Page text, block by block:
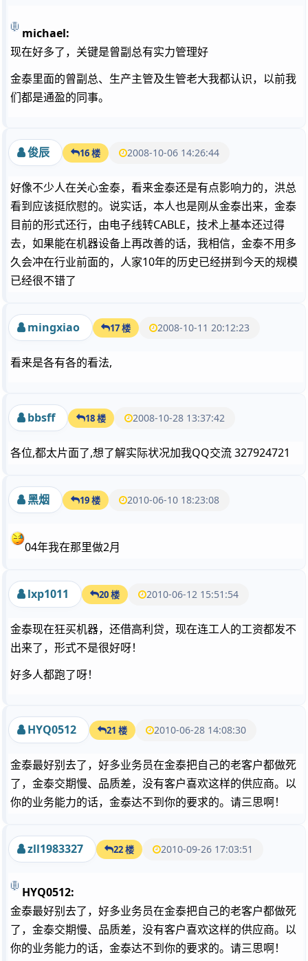
michael:
现在好多了，关键是曾副总有实力管理好
金泰里面的曾副总、生产主管及生管老大我都认识，以前我
们都是通盈的同事。
俊辰 16 楼 2008-10-06 14:26:44
好像不少人在关心金泰，看来金泰还是有点影响力的，洪总
看到应该挺欣慰的。说实话，本人也是刚从金泰出来，金泰
目前的形式还行，由电子线转CABLE，技术上基本还过得
去，如果能在机器设备上再改善的话，我相信，金泰不用多
久会冲在行业前面的，人家10年的历史已经拼到今天的规模
已经很不错了
mingxiao 17 楼 2008-10-11 20:12:23
看来是各有各的看法,
bbsff 18 楼 2008-10-28 13:37:42
各位,都太片面了,想了解实际状况加我QQ交流 327924721
黑烟 19 楼 2010-06-10 18:23:08
04年我在那里做2月
lxp1011 20 楼 2010-06-12 15:51:54
金泰现在狂买机器，还借高利贷，现在连工人的工资都发不
出来了，形式不是很好呀！
好多人都跑了呀！
HYQ0512 21 楼 2010-06-28 14:08:30
金泰最好别去了，好多业务员在金泰把自己的老客户都做死
了，金泰交期慢、品质差，没有客户喜欢这样的供应商。以
你的业务能力的话，金泰达不到你的要求的。请三思啊！
zll1983327 22 楼 2010-09-26 17:03:51
HYQ0512:
金泰最好别去了，好多业务员在金泰把自己的老客户都做死
了，金泰交期慢、品质差，没有客户喜欢这样的供应商。以
你的业务能力的话，金泰达不到你的要求的。请三思啊！